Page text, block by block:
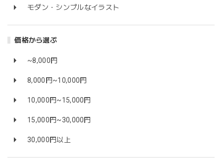
モダン・シンプルなイラスト
価格から選ぶ
~8,000円
8,000円~10,000円
10,000円~15,000円
15,000円~30,000円
30,000円以上